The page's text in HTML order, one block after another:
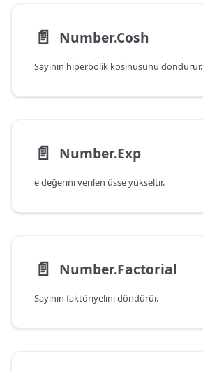
📄️ Number.Cosh
Sayının hiperbolik kosinüsünü döndürür.
📄️ Number.Exp
e değerini verilen üsse yükseltir.
📄️ Number.Factorial
Sayının faktöriyelini döndürür.